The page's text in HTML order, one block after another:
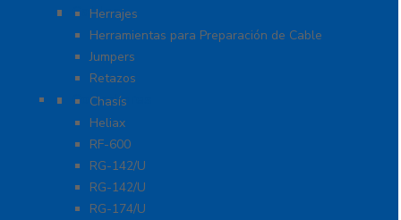
Cables
Herrajes
Herramientas para Preparación de Cable
Jumpers
Retazos
Conectores
Chasís
Heliax
RF-600
RG-142/U
RG-142/U
RG-174/U